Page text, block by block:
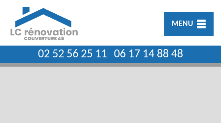
MENU
02 52 56 25 11 06 17 14 88 48